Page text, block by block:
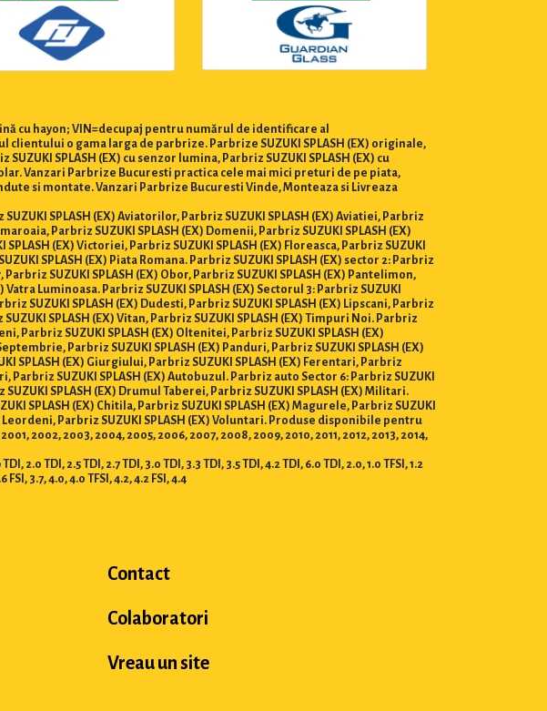
cu hayon; VIN=decupaj pentru numărul de identificare al
o gama larga de parbrize. Parbrize SUZUKI SPLASH (EX) originale,
SPLASH (EX) cu senzor lumina, Parbriz SUZUKI SPLASH (EX) cu
Vanzari Parbrize Bucuresti practica cele mai mici preturi de pe piata,
si montate. Vanzari Parbrize Bucuresti Vinde, Monteaza si Livreaza
SPLASH (EX) Aviatorilor, Parbriz SUZUKI SPLASH (EX) Aviatiei, Parbriz
Parbriz SUZUKI SPLASH (EX) Domenii, Parbriz SUZUKI SPLASH (EX)
(EX) Victoriei, Parbriz SUZUKI SPLASH (EX) Floreasca, Parbriz SUZUKI
SPLASH (EX) Piata Romana. Parbriz SUZUKI SPLASH (EX) sector 2: Parbriz
SUZUKI SPLASH (EX) Obor, Parbriz SUZUKI SPLASH (EX) Pantelimon,
Vatra Luminoasa. Parbriz SUZUKI SPLASH (EX) Sectorul 3: Parbriz SUZUKI
SUZUKI SPLASH (EX) Dudesti, Parbriz SUZUKI SPLASH (EX) Lipscani, Parbriz
SPLASH (EX) Vitan, Parbriz SUZUKI SPLASH (EX) Timpuri Noi. Parbriz
Parbriz SUZUKI SPLASH (EX) Oltenitei, Parbriz SUZUKI SPLASH (EX)
Parbriz SUZUKI SPLASH (EX) Panduri, Parbriz SUZUKI SPLASH (EX)
SPLASH (EX) Giurgiului, Parbriz SUZUKI SPLASH (EX) Ferentari, Parbriz
Parbriz SUZUKI SPLASH (EX) Autobuzul. Parbriz auto Sector 6: Parbriz SUZUKI
SPLASH (EX) Drumul Taberei, Parbriz SUZUKI SPLASH (EX) Militari.
SPLASH (EX) Chitila, Parbriz SUZUKI SPLASH (EX) Magurele, Parbriz SUZUKI
Leordeni, Parbriz SUZUKI SPLASH (EX) Voluntari. Produse disponibile pentru
2001, 2002, 2003, 2004, 2005, 2006, 2007, 2008, 2009, 2010, 2011, 2012, 2013, 2014,
TDI, 2.5 TDI, 2.7 TDI, 3.0 TDI, 3.3 TDI, 3.5 TDI, 4.2 TDI, 6.0 TDI, 2.0, 1.0 TFSI, 1.2
FSI, 3.7, 4.0, 4.0 TFSI, 4.2, 4.2 FSI, 4.4
Contact
Colaboratori
Vreau un site